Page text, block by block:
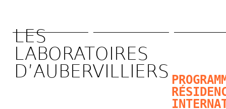
content
LES
LABORATOIRES
D’AUBERVILLIERS